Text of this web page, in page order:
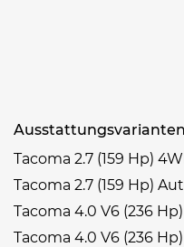
Ausstattungsvarianten
Tacoma 2.7 (159 Hp)
Tacoma 2.7 (159 Hp)
Tacoma 4.0 V6 (236
Tacoma 4.0 V6 (236